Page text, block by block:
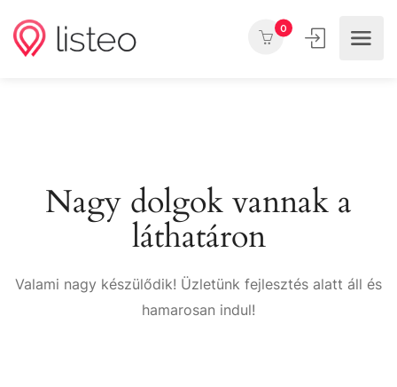
0
Nagy dolgok vannak a
láthatáron
Valami nagy készülődik! Üzletünk fejlesztés alatt áll és
hamarosan indul!